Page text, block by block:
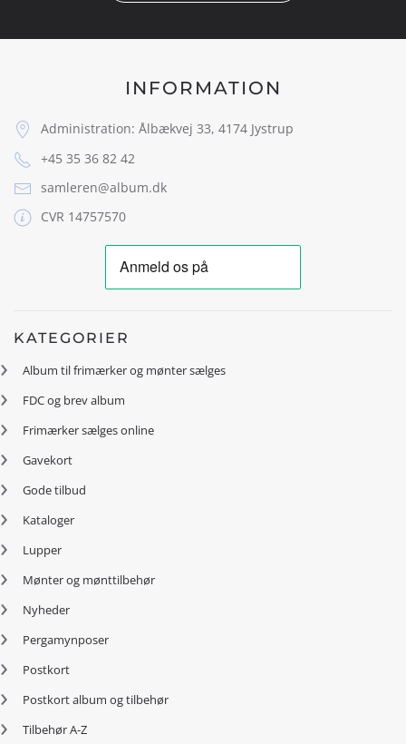
INFORMATION
Administration: Ålbækvej 33, 4174 Jystrup
+45 35 36 82 42
samleren@album.dk
CVR 14757570
KATEGORIER
Album til frimærker og mønter sælges
FDC og brev album
Frimærker sælges online
Gavekort
Gode tilbud
Kataloger
Lupper
Mønter og mønttilbehør
Nyheder
Pergamynposer
Postkort
Postkort album og tilbehør
Tilbehør A-Z